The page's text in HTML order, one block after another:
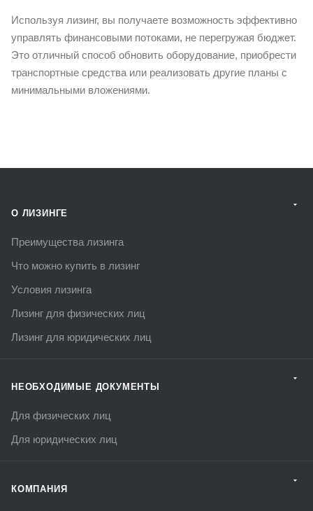
Используя лизинг, вы получаете возможность эффективно
управлять финансовыми потоками, не перегружая бюджет.
Это отличный способ обновить оборудование, приобрести
транспортные средства или реализовать другие планы с
минимальными вложениями.
О ЛИЗИНГЕ
Преимущества лизинга
Что можно купить в лизинг
Условия лизинга
Лизинг для физических лиц
Лизинг для юридических лиц
НЕОБХОДИМЫЕ ДОКУМЕНТЫ
Для физических лиц
Для юридических лиц
КОМПАНИЯ